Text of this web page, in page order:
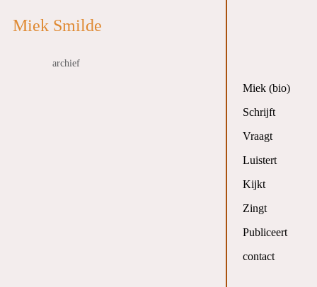
Miek (bio)
Schrijft
Vraagt
Luistert
Kijkt
Zingt
Publiceert
contact
Miek Smilde
archief